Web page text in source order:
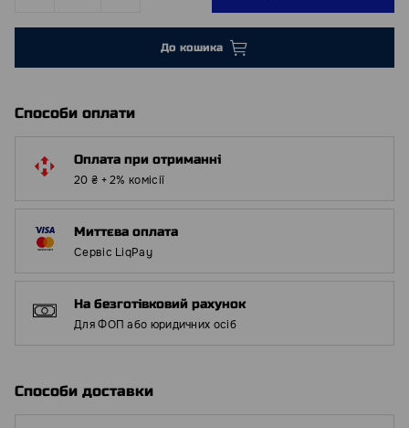
До кошика
Способи оплати
Оплата при отриманні
20 ₴ + 2% комісії
Миттєва оплата
Сервіс LiqPay
На безготівковий рахунок
Для ФОП або юридичних осіб
Способи доставки